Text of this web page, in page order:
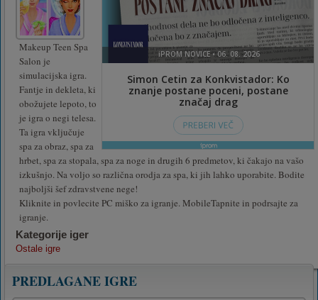
Makeup Teen Spa
Salon je
simulacijska igra.
Fantje in dekleta, ki
obožujete lepoto, to
je igra o negi telesa.
Ta igra vključuje
spa za obraz, spa za
hrbet, spa za stopala, spa za noge in drugih 6 predmetov, ki čakajo na vašo
izkušnjo. Na voljo so različna orodja za spa, ki jih lahko uporabite. Bodite
najboljši šef zdravstvene nege!
Kliknite in povlecite PC miško za igranje. MobileTapnite in podrsajte za
igranje.
Kategorije iger
Ostale igre
PREDLAGANE IGRE